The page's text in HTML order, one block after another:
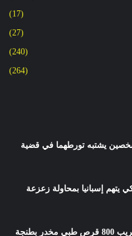
(17)
(27)
(240)
(264)
يشتبه تورطهما في قضية
إسبانيا بمحاولة زعزعة
بطنجة